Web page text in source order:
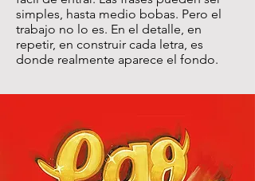
simples, hasta medio bobas. Pero el
trabajo no lo es. En el detalle, en
repetir, en construir cada letra, es
donde realmente aparece el fondo.